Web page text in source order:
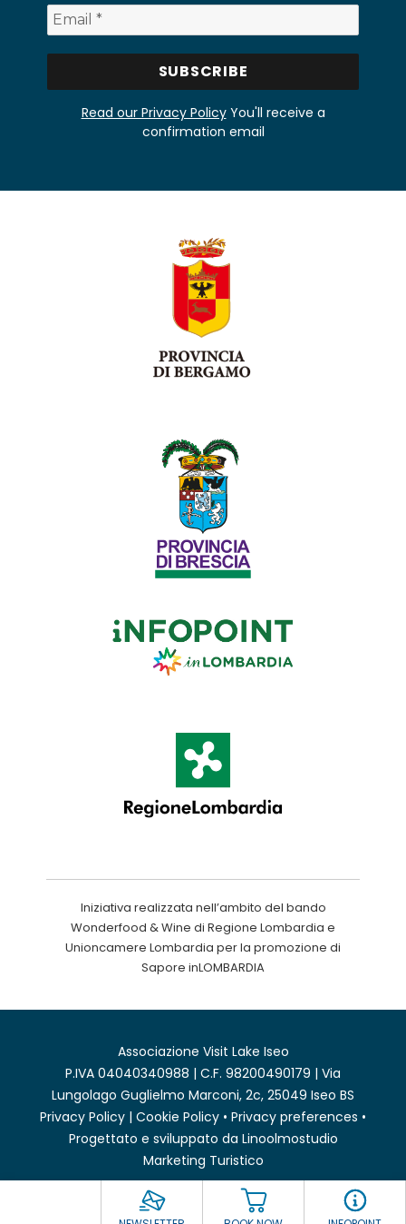
Read our Privacy PolicyYou'll receive a
confirmation email
Iniziativa realizzata nell’ambito del bando
Wonderfood & Wine di Regione Lombardia e
Unioncamere Lombardia per la promozione di
Sapore inLOMBARDIA
Associazione Visit Lake Iseo
P.IVA 04040340988 | C.F. 98200490179 | Via
Lungolago Guglielmo Marconi, 2c, 25049 Iseo BS
Privacy Policy | Cookie Policy • Privacy preferences •
Progettato e sviluppato da Linoolmostudio
Marketing Turistico